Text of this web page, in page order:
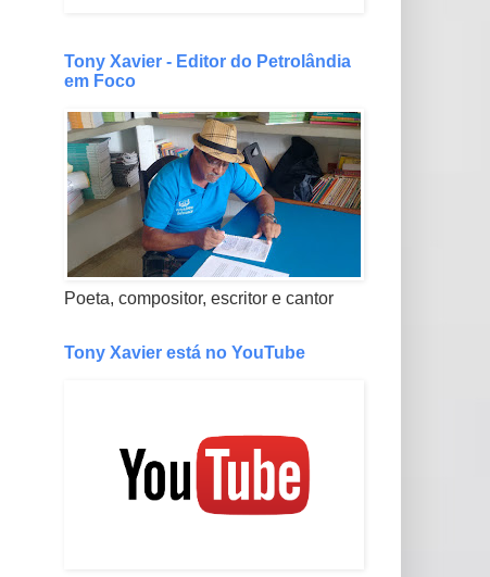
Tony Xavier - Editor do Petrolândia
em Foco
Poeta, compositor, escritor e cantor
Tony Xavier está no YouTube